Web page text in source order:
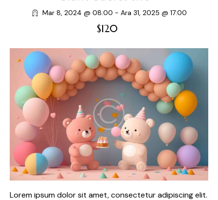
Mar 8, 2024 @ 08:00 - Ara 31, 2025 @ 17:00
$120
Lorem ipsum dolor sit amet, consectetur adipiscing elit.